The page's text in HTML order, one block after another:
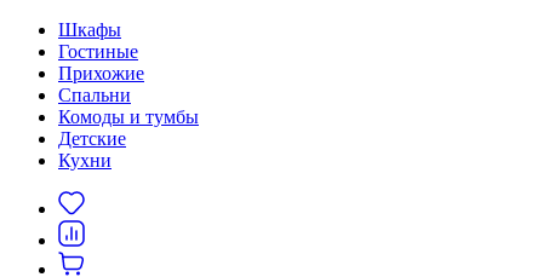
Шкафы
Гостиные
Прихожие
Спальни
Комоды и тумбы
Детские
Кухни